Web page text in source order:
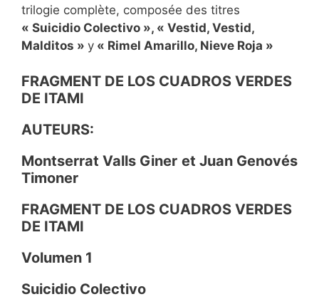
trilogie complète, composée des titres
« Suicidio Colectivo », « Vestid, Vestid,
Malditos » y « Rimel Amarillo, Nieve Roja »
FRAGMENT DE LOS CUADROS VERDES
DE ITAMI
AUTEURS:
Montserrat Valls Giner et Juan Genovés
Timoner
FRAGMENT DE LOS CUADROS VERDES
DE ITAMI
Volumen 1
Suicidio Colectivo